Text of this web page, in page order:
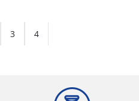
3 4